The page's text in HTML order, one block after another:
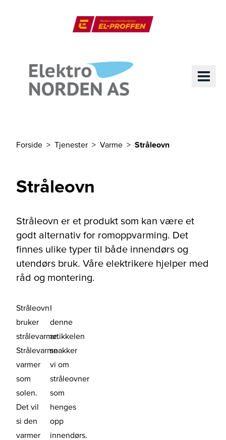
Forside Tjenester Varme Stråleovn
Stråleovn
Stråleovn er et produkt som kan være et
godt alternativ for romoppvarming. Det
finnes ulike typer til både innendørs og
utendørs bruk. Våre elektrikere hjelper med
råd og montering.
Stråleovn
bruker
strålevarme.
Strålevarme
varmer
som
solen.
Det vil
si den
varmer
I
denne
artikkelen
snakker
vi om
stråleovner
som
henges
opp
innendørs.